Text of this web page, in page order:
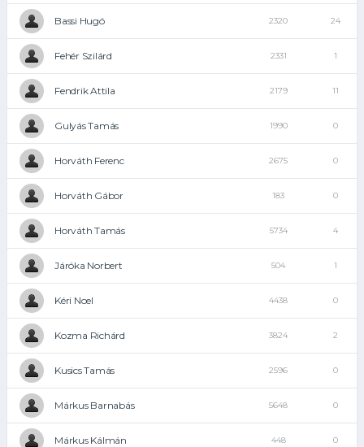
Bassi Hugó 2320 24
Fehér Szilárd 2331 1
Fendrik Attila 2179 11
Gulyás Tamás 1990 0
Horváth Ferenc 2675 0
Horváth Gábor 183 0
Horváth Tamás 5734 4
Járóka Norbert 504 1
Kéri Noel 4438 0
Kozma Richárd 3824 2
Kusics Tamás 2596 0
Márkus Barnabás 5648 0
Márkus Kálmán 448 0